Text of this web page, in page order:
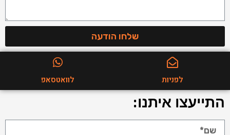
שלחו הודעה
לפניות לוואטסאפ
התייעצו איתנו: